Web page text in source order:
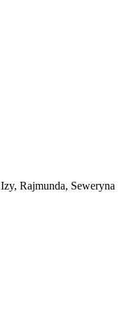
Izy, Rajmunda, Seweryna